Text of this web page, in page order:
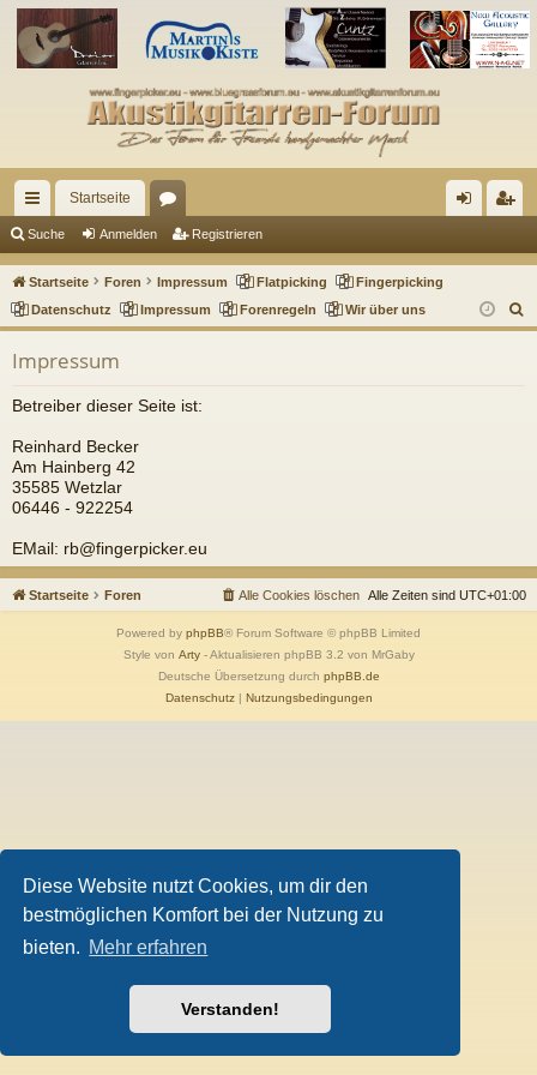
Diese Website nutzt Cookies, um dir den
bestmöglichen Komfort bei der Nutzung zu
bieten. Mehr erfahren
Verstanden!
ch
ne
llz
riff
Startseite
en m ist
rie
Suche Anmelden Registrieren
Startseite Foren Impressum Flatpicking
Fingerpicking
Datenschutz
Impressum Forenregeln Wir über uns
u
Impressum
Betreiber dieser Seite ist:
Reinhard Becker
Am Hainberg 42
35585 Wetzlar
06446 - 922254
EMail: rb@fingerpicker.eu
Startseite Foren Alle Zeiten sind UTC+01:00
Alle Cookies löschen
Powered by phpBB® Forum Software © phpBB Limited
Style von Arty- Aktualisieren phpBB 3.2 von MrGaby
Deutsche Übersetzung durch phpBB.de
Datenschutz| Nutzungsbedingungen